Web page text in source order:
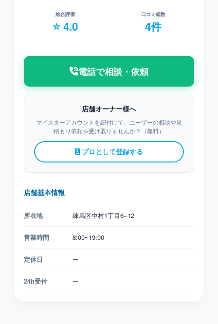
総合評価
⭐ 4.0
口コミ総数
4件
電話で相談・依頼
店舗オーナー様へ
マイスターアカウントを紐付けて、ユーザーの相談や見
積もり依頼を受け取りませんか？（無料）
プロとして登録する
店舗基本情報
所在地 練馬区中村1丁目6−12
営業時間 8:00~19:00
定休日 ー
24h受付 ー